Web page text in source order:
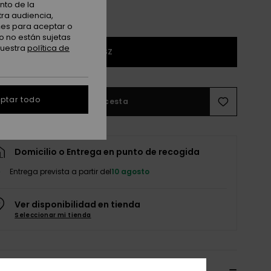
1SZ
Añadir a la cesta
Domicilio o Entrega en punto de recogida
Entrega prevista a partir del10 agosto
Ver disponibilidad en tienda
Seleccionar mi tienda
de la
audiencia,
para aceptar o
no están sujetas
política de
todo